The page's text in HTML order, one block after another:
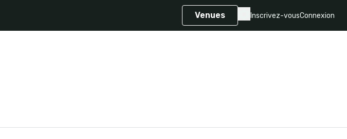
Venues Inscrivez-vousConnexion